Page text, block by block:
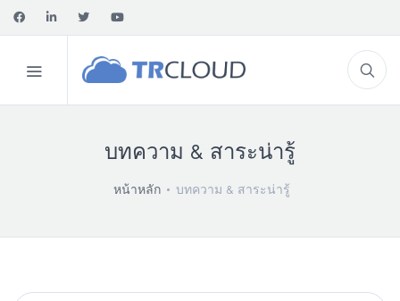
บทความ & สาระน่ารู้
หน้าหลัก บทความ & สาระน่ารู้